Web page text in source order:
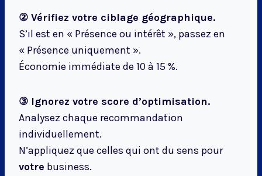
② Vérifiez votre ciblage géographique.
S’il est en « Présence ou intérêt », passez en
« Présence uniquement ».
Économie immédiate de 10 à 15 %.
③ Ignorez votre score d’optimisation.
Analysez chaque recommandation
individuellement.
N’appliquez que celles qui ont du sens pour
votre business.